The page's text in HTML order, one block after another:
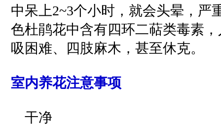
中呆上2~3个小时，就会头晕，严
色杜鹃花中含有四环二萜类毒素
吸困难、四肢麻木，甚至休克。
室内养花注意事项
干净